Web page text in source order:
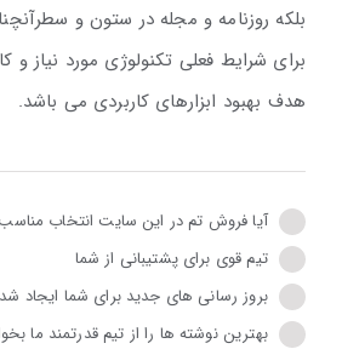
بلکه روزنامه و مجله در ستون و
برای شرایط فعلی تکنولوژی مورد نیاز و
هدف بهبود ابزارهای کاربردی می باشد.
آیا فروش تم در این سایت انتخاب
تیم قوی برای پشتیبانی از شما
بروز رسانی های جدید برای شما ایجاد
بهترین نوشته ها را از تیم قدرتمند ما